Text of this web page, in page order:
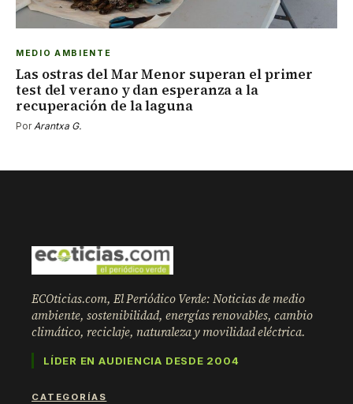
MEDIO AMBIENTE
Las ostras del Mar Menor superan el primer
test del verano y dan esperanza a la
recuperación de la laguna
PorArantxa G.
ECOticias.com, El Periódico Verde: Noticias de medio
ambiente, sostenibilidad, energías renovables, cambio
climático, reciclaje, naturaleza y movilidad eléctrica.
LÍDER EN AUDIENCIA DESDE 2004
CATEGORÍAS